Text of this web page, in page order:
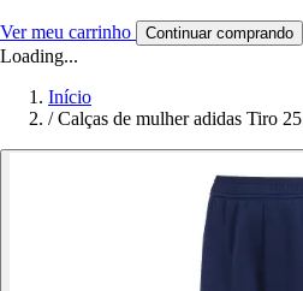
Ver meu carrinho Continuar comprando
Loading...
Início
/ Calças de mulher adidas Tiro 25